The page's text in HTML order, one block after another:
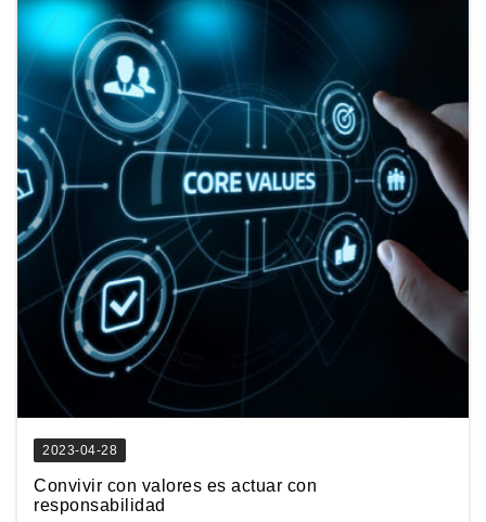
2023-04-28
Convivir con valores es actuar con
responsabilidad